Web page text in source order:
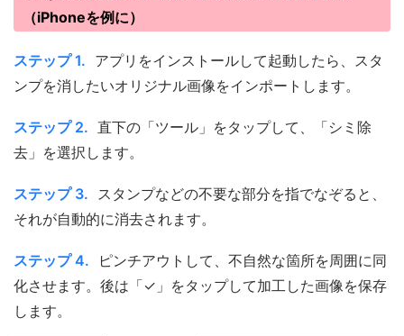
（iPhoneを例に）
ステップ 1. アプリをインストールして起動したら、スタ
ンプを消したいオリジナル画像をインポートします。
ステップ 2. 直下の「ツール」をタップして、「シミ除
去」を選択します。
ステップ 3. スタンプなどの不要な部分を指でなぞると、
それが自動的に消去されます。
ステップ 4.
ピンチアウトして、不自然な箇所を周囲に同
化させます。後は「✓」をタップして加工した画像を保存
します。